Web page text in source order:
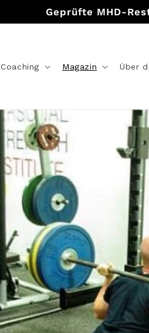
Geprüfte MHD-
Coaching Magazin Über